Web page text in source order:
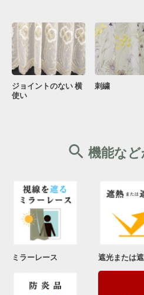
ジョイントのない 横
使い
刺繍
機能な
ミラーレース 遮光または